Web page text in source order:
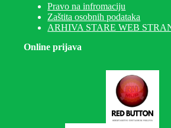
Pravo na infromaciju
Zaštita osobnih podataka
ARHIVA STARE WEB
Online prijava